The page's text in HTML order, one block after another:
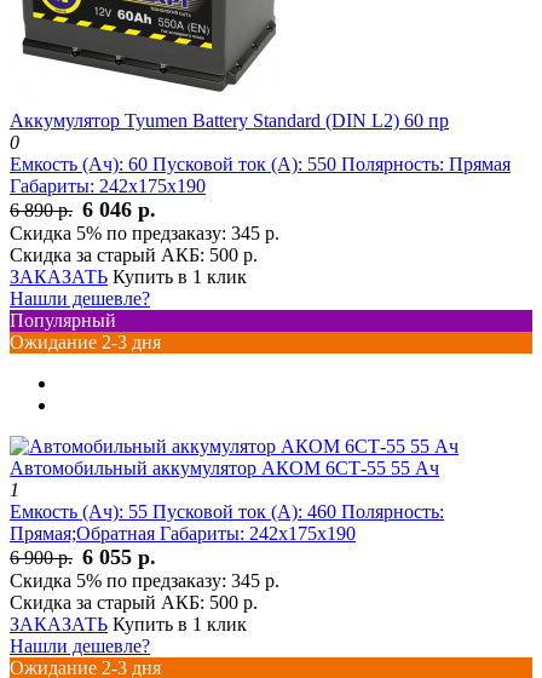
Аккумулятор Tyumen Battery Standard (DIN L2) 60 пр
0
Емкость (Ач): 60 Пусковой ток (А): 550 Полярность: Прямая
Габариты: 242x175x190
6 890 р. 6 046 р.
Скидка 5% по предзаказу: 345 р.
Скидка за старый АКБ: 500 р.
ЗАКАЗАТЬ Купить в 1 клик
Нашли дешевле?
Популярный
Ожидание 2-3 дня
Автомобильный аккумулятор АКОМ 6СТ-55 55 Ач
1
Емкость (Ач): 55 Пусковой ток (А): 460 Полярность:
Прямая;Обратная Габариты: 242x175x190
6 900 р. 6 055 р.
Скидка 5% по предзаказу: 345 р.
Скидка за старый АКБ: 500 р.
ЗАКАЗАТЬ Купить в 1 клик
Нашли дешевле?
Ожидание 2-3 дня